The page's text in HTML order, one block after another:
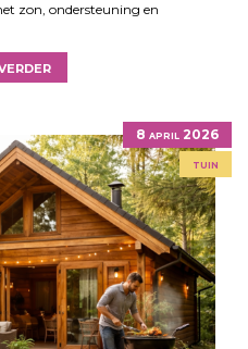
zon, ondersteuning en
8 april 2026
tuin